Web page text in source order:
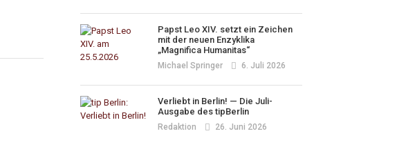
Papst Leo XIV. setzt ein Zeichen
mit der neuen Enzyklika
„Magnifica Humanitas“
Michael Springer 6. Juli 2026
Verliebt in Berlin! — Die Juli-
Ausgabe des tipBerlin
Redaktion 26. Juni 2026